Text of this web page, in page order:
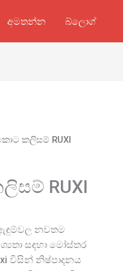
අමතන්න බ්ලොග්
කලිසම් RUXI
RUXI
නවතම
සඳහා මෝස්තර
විසින් නිෂ්පාදනය